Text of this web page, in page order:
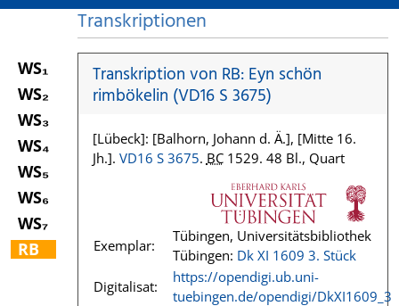
WS₁
WS₂
WS₃
WS₄
WS₅
WS₆
WS₇
RB
Transkriptionen
Transkription von RB: Eyn schön
rimbökelin (VD16 S 3675)
[Lübeck]: [Balhorn, Johann d. Ä.], [Mitte 16.
Jh.]. VD16 S 3675. BC1529. 48 Bl., Quart
Exemplar:
Tübingen, Universitätsbibliothek
Tübingen: Dk XI 1609 3. Stück
Digitalisat:
https://opendigi.ub.uni-
tuebingen.de/opendigi/DkXI1609_3